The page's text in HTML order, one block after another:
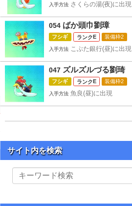
入手方法 さくらの湯(夜)に出現
054 ばか頭巾劉璋
フシギ E 装備枠2
入手方法 こぶた銀行(昼)に出現
047 ズルズルづる劉琦
フシギ E 装備枠2
入手方法 魚良(昼)に出現
サイト内を検索
イ